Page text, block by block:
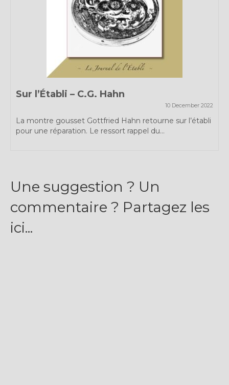
Expositions
Témoignages
Sur l’Établi – C.G. Hahn
10 December 2022
La montre gousset Gottfried Hahn retourne sur l’établi
pour une réparation. Le ressort rappel du...
Une suggestion ? Un
commentaire ? Partagez les
ici...